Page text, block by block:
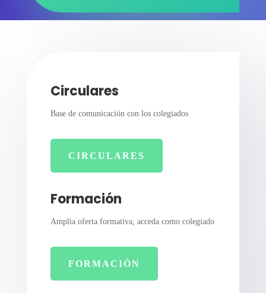
Circulares
Base de comunicación con los colegiados
CIRCULARES
Formación
Amplia oferta formativa, acceda como colegiado
FORMACIÓN